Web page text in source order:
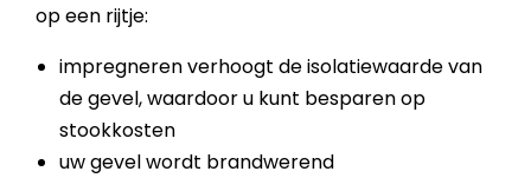
op een rijtje:
impregneren verhoogt de isolatiewaarde van
de gevel, waardoor u kunt besparen op
stookkosten
uw gevel wordt brandwerend